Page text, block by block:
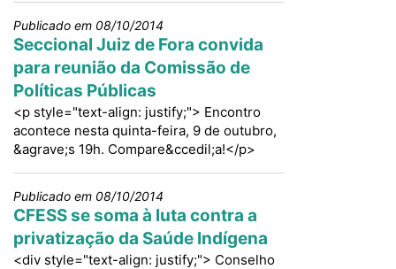
Publicado em 08/10/2014
Seccional Juiz de Fora convida
para reunião da Comissão de
Políticas Públicas
<p style="text-align: justify;"> Encontro
acontece nesta quinta-feira, 9 de outubro,
&agrave;s 19h. Compare&ccedil;a!</p>
Publicado em 08/10/2014
CFESS se soma à luta contra a
privatização da Saúde Indígena
<div style="text-align: justify;"> Conselho